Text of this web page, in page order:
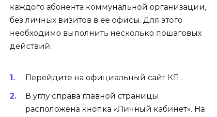
каждого абонента коммунальной организации,
без личных визитов в ее офисы. Для этого
необходимо выполнить несколько пошаговых
действий:
Перейдите на официальный сайт КП .
В углу справа главной страницы
расположена кнопка «Личный кабинет». На